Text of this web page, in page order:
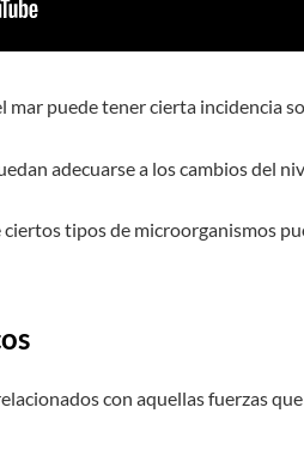
mar puede tener cierta
adecuarse a los cambios del
tipos de microorganismos
con aquellas fuerzas